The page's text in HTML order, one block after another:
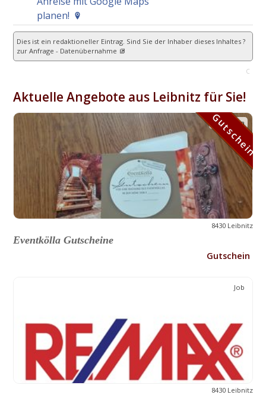
planen!
Dies ist ein redaktioneller Eintrag. Sind Sie der Inhaber dieses Inhaltes ?
zur Anfrage - Datenübernahme
C
Aktuelle Angebote aus Leibnitz für Sie!
Gutschein
8430 Leibnitz
Eventkölla Gutscheine
Gutschein
Gutschein
Job
8430 Leibnitz